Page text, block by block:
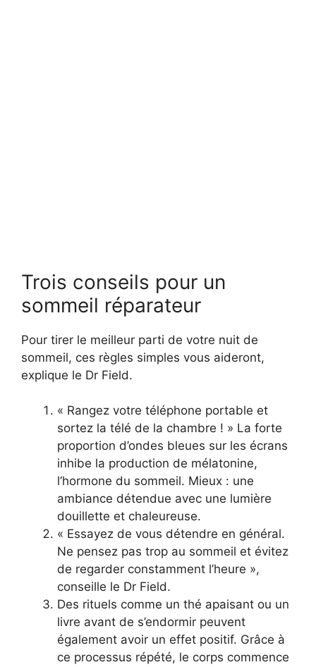
Trois conseils pour un
sommeil réparateur
Pour tirer le meilleur parti de votre nuit de
sommeil, ces règles simples vous aideront,
explique le Dr Field.
« Rangez votre téléphone portable et
sortez la télé de la chambre ! » La forte
proportion d’ondes bleues sur les écrans
inhibe la production de mélatonine,
l’hormone du sommeil. Mieux : une
ambiance détendue avec une lumière
douillette et chaleureuse.
« Essayez de vous détendre en général.
Ne pensez pas trop au sommeil et évitez
de regarder constamment l’heure »,
conseille le Dr Field.
Des rituels comme un thé apaisant ou un
livre avant de s’endormir peuvent
également avoir un effet positif. Grâce à
ce processus répété, le corps commence